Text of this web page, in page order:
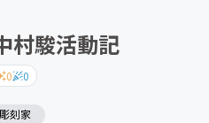
駿活動記
0 0
彫刻家